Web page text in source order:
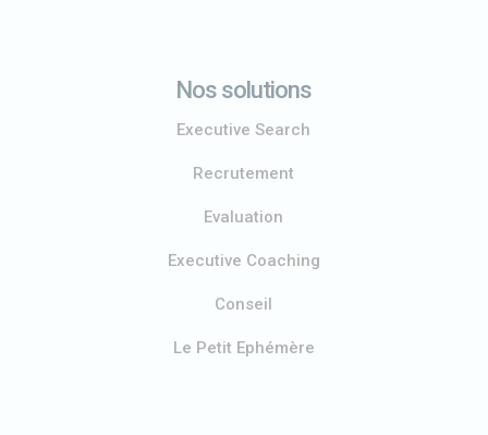
Nos solutions
Executive Search
Recrutement
Evaluation
Executive Coaching
Conseil
Le Petit Ephémère